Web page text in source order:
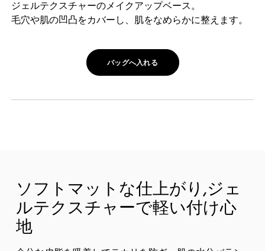
ジェルテクスチャーのメイクアップベース。
毛穴や肌の凹凸をカバーし、肌をなめらかに整えます。
バッグへ入れる
ソフトマットな仕上がり,ジェ
ルテクスチャーで軽い付け心
地